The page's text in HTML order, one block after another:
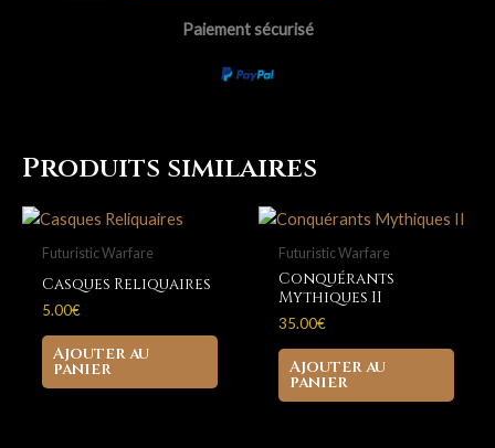
Commandement
Guerriers
Tempêtes
Grimdark
Wargame
Paiement sécurisé
Produits similaires
Futuristic Warfare
Casques Reliquaires
5.00€
Ajouter au
panier
Futuristic Warfare
Conquérants
Mythiques II
35.00€
Ajouter au
panier